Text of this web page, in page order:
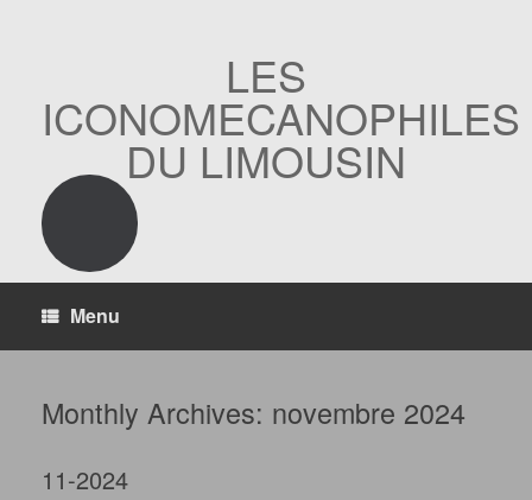
LES
ICONOMECANOPHILES
DU LIMOUSIN
Menu
Monthly Archives: novembre 2024
11-2024